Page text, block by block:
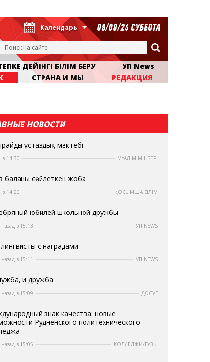
Календарь 08/08/26 СУББОТА
ДЕЙІНГІ БІЛІМ БЕРУ
УП News
СТРАНА И МЫ РЕДАКЦИЯ
НОВОСТИ
ұстаздық мектебі
в 14:30 МҰҒАЛІМ МІНБЕРІ
баланы сөйлеткен жоба
в 14:26 ҚОСЫМША БІЛІМ
юбилей школьной дружбы
в 15:13 УП NEWS
с наградами
в 15:11 УП NEWS
и дружба
в 15:09 ДОСУГ
знак качества: новые
Рудненского политехнического
в 15:05 КОЛЛЕДЖИ/ВУЗЫ